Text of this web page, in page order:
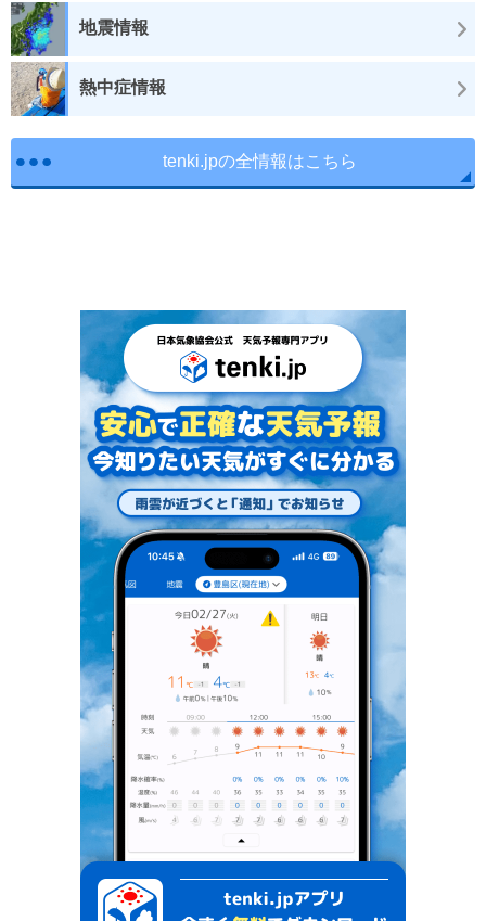
地震情報
熱中症情報
tenki.jpの全情報はこちら